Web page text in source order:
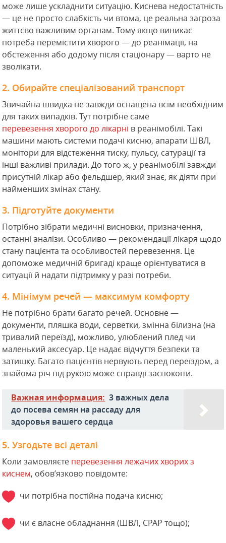
може лише ускладнити ситуацію. Киснева недостатність
— це не просто слабкість чи втома, це реальна загроза
життєво важливим органам. Тому якщо виникає
потреба перемістити хворого — до реанімації, на
обстеження або додому після стаціонару — варто не
зволікати.
2. Обирайте спеціалізований транспорт
Звичайна швидка не завжди оснащена всім необхідним
для таких випадків. Тут потрібне саме
перевезення хворого до лікарні в реанімобілі. Такі
машини мають системи подачі кисню, апарати ШВЛ,
монітори для відстеження тиску, пульсу, сатурації та
інші важливі прилади. До того ж, у реанімобілі завжди
присутній лікар або фельдшер, який знає, як діяти при
найменших змінах стану.
3. Підготуйте документи
Потрібно зібрати медичні висновки, призначення,
останні аналізи. Особливо — рекомендації лікаря щодо
стану пацієнта та особливостей перевезення. Це
допоможе медичній бригаді краще орієнтуватися в
ситуації й надати підтримку у разі потреби.
4. Мінімум речей — максимум комфорту
Не потрібно брати багато речей. Основне —
документи, пляшка води, серветки, змінна білизна (на
тривалий переїзд), можливо, улюблений плед чи
маленький аксесуар. Це надає відчуття безпеки та
затишку. Багато пацієнтів нервують перед переїздом, а
знайома річ під рукою може справді заспокоїти.
Важная информация: 3 важных дела
до посева семян на рассаду для
здоровья вашего сердца
5. Узгодьте всі деталі
Коли замовляєте перевезення лежачих хворих з
киснем, обов’язково повідомте:
чи потрібна постійна подача кисню;
чи є власне обладнання (ШВЛ, CPAP тощо);